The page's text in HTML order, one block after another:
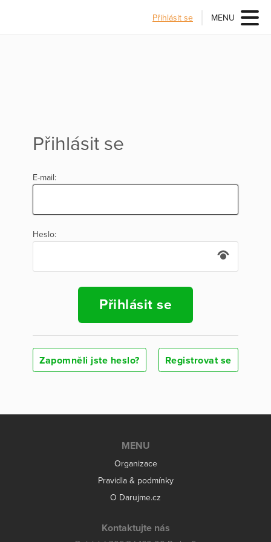
Přihlásit se MENU
Přihlásit se
E-mail:
Heslo:
Přihlásit se
Zapomněli jste heslo? Registrovat se
MENU
Organizace
Pravidla & podmínky
O Darujme.cz
Kontaktujte nás